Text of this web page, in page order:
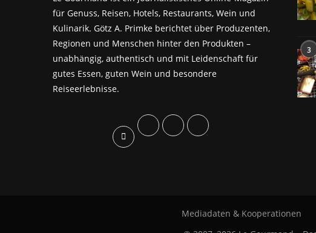
für Genuss, Reisen, Hotels, Restaurants, Wein und
Kulinarik. Götz A. Primke berichtet über Produzenten,
Regionen und Menschen hinter den Produkten –
unabhängig, authentisch und mit Leidenschaft für
gutes Essen, guten Wein und besondere
Reiseerlebnisse.
3
Mediadaten & Kooperationen